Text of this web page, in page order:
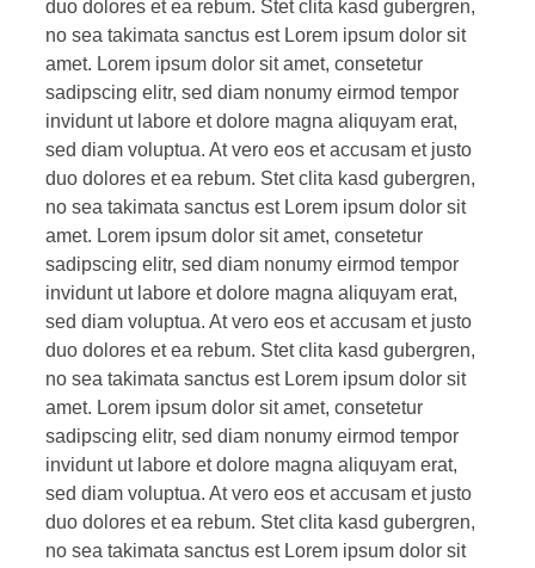
duo dolores et ea rebum. Stet clita kasd gubergren,
no sea takimata sanctus est Lorem ipsum dolor sit
amet. Lorem ipsum dolor sit amet, consetetur
sadipscing elitr, sed diam nonumy eirmod tempor
invidunt ut labore et dolore magna aliquyam erat,
sed diam voluptua. At vero eos et accusam et justo
duo dolores et ea rebum. Stet clita kasd gubergren,
no sea takimata sanctus est Lorem ipsum dolor sit
amet. Lorem ipsum dolor sit amet, consetetur
sadipscing elitr, sed diam nonumy eirmod tempor
invidunt ut labore et dolore magna aliquyam erat,
sed diam voluptua. At vero eos et accusam et justo
duo dolores et ea rebum. Stet clita kasd gubergren,
no sea takimata sanctus est Lorem ipsum dolor sit
amet. Lorem ipsum dolor sit amet, consetetur
sadipscing elitr, sed diam nonumy eirmod tempor
invidunt ut labore et dolore magna aliquyam erat,
sed diam voluptua. At vero eos et accusam et justo
duo dolores et ea rebum. Stet clita kasd gubergren,
no sea takimata sanctus est Lorem ipsum dolor sit